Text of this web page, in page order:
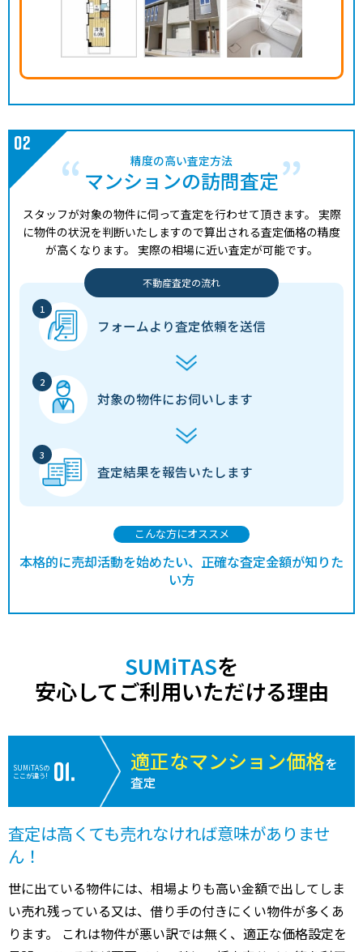
精度の高い査定方法
マンションの訪問査定
スタッフが対象の物件に伺って査定を行わせて頂きます。 実際
に物件の状況を判断いたしますので算出される査定価格の精度
が高くなります。 実際の相場に近い査定が可能です。
不動産査定の流れ
フォームより査定依頼を送信
対象の物件にお伺いします
査定結果を報告いたします
こんな方にオススメ
本格的に売却活動を始めたい、正確な査定金額が知りた
い方
SUMiTASを
安心してご利用いただける理由
SUMiTASの
ここが違う!
適正なマンション価格を
査定
査定は高くても売れなければ意味がありませ
ん！
世に出ている物件には、相場よりも高い金額で出してしま
い売れ残っている又は、借り手の付きにくい物件が多くあ
ります。 これは物件が悪い訳では無く、適正な価格設定を